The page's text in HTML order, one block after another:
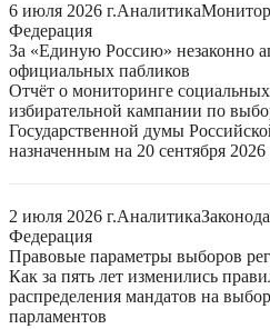
6 июля 2026 г.Аналитика
Федерация
За «Единую Россию» незаконно
официальных пабликов
Отчёт о мониторинге
избирательной кампании по
Государственной думы
назначенным на 20 сентября 2026
2 июля 2026 г.Аналитика
Федерация
Правовые параметры выборов
Как за пять лет изменились
распределения мандатов на
парламентов